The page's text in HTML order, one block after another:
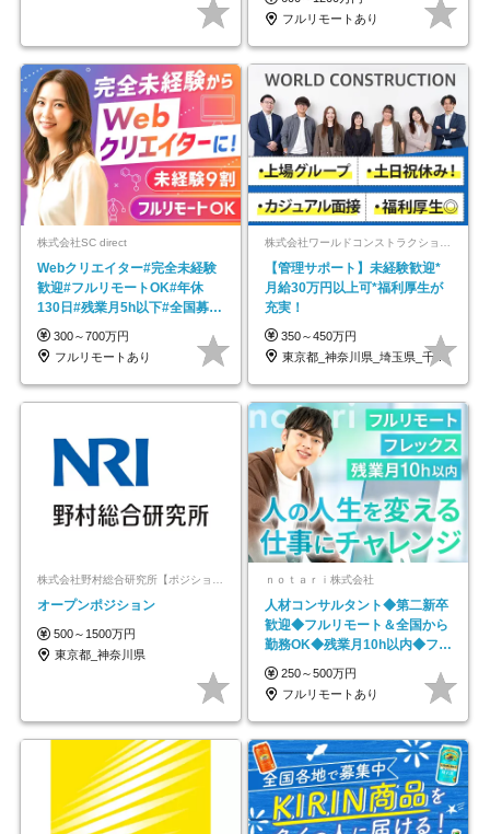
フルリモートあり
株式会社SC direct
Webクリエイター#完全未経験
歓迎#フルリモートOK#年休
130日#残業月5h以下#全国募集
#最大1年の研修
300～700万円
フルリモートあり
【管理サポート】未経験歓迎*
月給30万円以上可*福利厚生が
充実！
350～450万円
東京都_神奈川県_埼玉県_千葉県_大阪府…
オープンポジション
500～1500万円
東京都_神奈川県
ｎｏｔａｒｉ株式会社
人材コンサルタント◆第二新卒
歓迎◆フルリモート＆全国から
勤務OK◆残業月10h以内◆フレ
ックス制
250～500万円
フルリモートあり